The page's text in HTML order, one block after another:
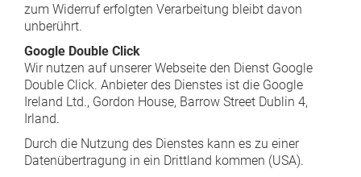
zum Widerruf erfolgten Verarbeitung bleibt davon
unberührt.
Google Double Click
Wir nutzen auf unserer Webseite den Dienst Google
Double Click. Anbieter des Dienstes ist die Google
Ireland Ltd., Gordon House, Barrow Street Dublin 4,
Irland.
Durch die Nutzung des Dienstes kann es zu einer
Datenübertragung in ein Drittland kommen (USA).